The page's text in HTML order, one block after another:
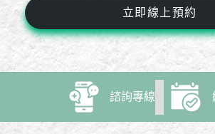
立即線上預約
諮詢專線